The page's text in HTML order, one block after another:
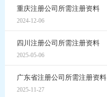
重庆注册公司所需注册资料
2024-12-06
四川注册公司所需注册资料
2025-05-06
广东省注册公司所需注册资料
2025-11-27